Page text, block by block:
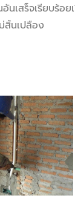
เสร็จเรียบร้อ
สิ้นเปลือง